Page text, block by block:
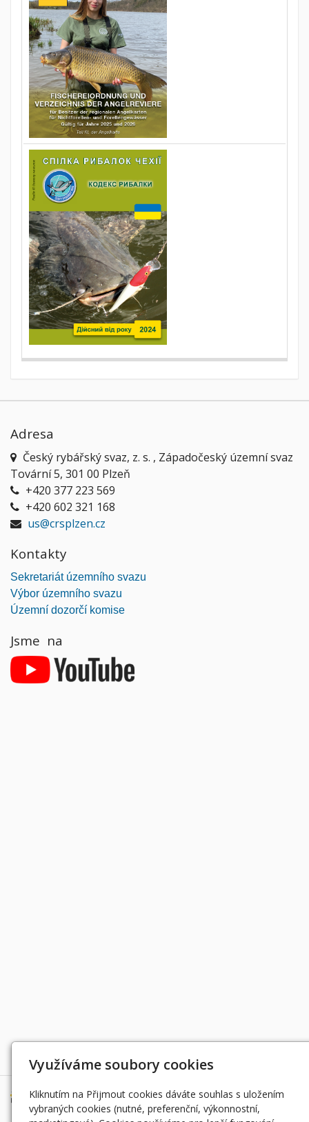
Adresa
Český rybářský svaz, z. s. , Západočeský územní svaz
Tovární 5, 301 00 Plzeň
+420 377 223 569
+420 602 321 168
us@crsplzen.cz
Kontakty
Sekretariát územního svazu
Výbor územního svazu
Územní dozorčí komise
Jsme na
Děkujeme za podporu
Využíváme soubory cookies
Kliknutím na Přijmout cookies dáváte souhlas s uložením
vybraných cookies (nutné, preferenční, výkonnostní,